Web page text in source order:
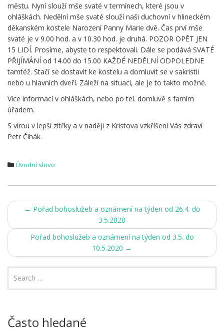
městu. Nyní slouží mše svaté v termínech, které jsou v
ohláškách. Nedělní mše svaté slouží naši duchovní v hlineckém
děkanském kostele Narození Panny Marie dvě. Čas prví mše
svaté je v 9.00 hod. a v 10.30 hod. je druhá. POZOR OPĚT JEN
15 LIDÍ. Prosíme, abyste to respektovali. Dále se podává SVATÉ
PŘIJÍMÁNÍ od 14.00 do 15.00 KAŽDÉ NEDĚLNÍ ODPOLEDNE
tamtéž. Stačí se dostavit ke kostelu a domluvit se v sakristii
nebo u hlavních dveří. Záleží na situaci, ale je to takto možné.
Více informací v ohláškách, nebo po tel. domluvě s farním
úřadem.
S vírou v lepší zítřky a v naději z Kristova vzkříšení Vás zdraví
Petr Čihák.
Úvodní slovo
Post
navigation
← Pořad bohoslužeb a oznámení na týden od 26.4. do
3.5.2020
Pořad bohoslužeb a oznámení na týden od 3.5. do
10.5.2020 →
Často hledané